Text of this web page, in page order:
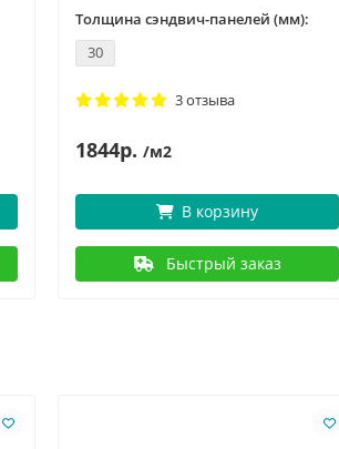
Толщина сэндвич-панелей (мм):
30
3 отзыва
1844р. /м2
В корзину
Быстрый заказ